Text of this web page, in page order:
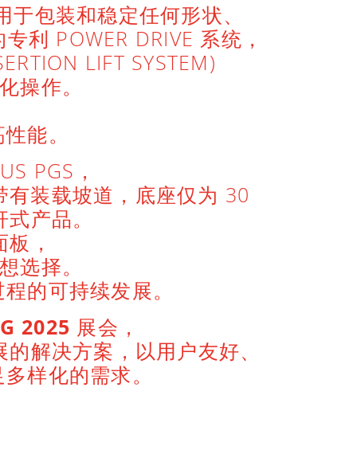
包装和稳定任何形状、
利 POWER DRIVE 系统，
LIFT SYSTEM)
操作。
能。
PGS，
有装载坡道，底座仅为 30
产品。
，
选择。
的可持续发展。
2025 展会，
解决方案，以用户友好、
样化的需求。